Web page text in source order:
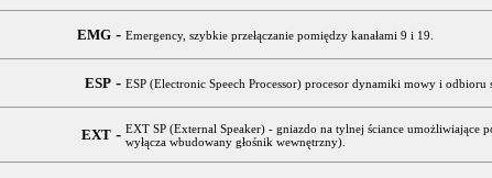
EMG - Emergency, szybkie przełączanie pomiędzy kanałami 9 i 19.
ESP - ESP (Electronic Speech Processor) procesor dynamiki mowy i odbioru
EXT - EXT SP (External Speaker) - gniazdo na tylnej ściance umożliwiające
wyłącza wbudowany głośnik wewnętrzny).